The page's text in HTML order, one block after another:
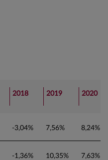
2018 2019 2020
-3,04% 7,56% 8,24%
-1,36% 10,35% 7,63%